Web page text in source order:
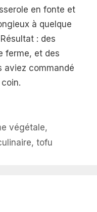
en fonte et
à quelque
: des
ferme, et des
aviez commandé
végétale,
, tofu